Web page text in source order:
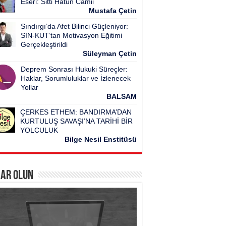
Mustafa Çetin
Sındırgı’da Afet Bilinci Güçleniyor:
SIN-KUT’tan Motivasyon Eğitimi
Gerçekleştirildi
Süleyman Çetin
Deprem Sonrası Hukuki Süreçler:
Haklar, Sorumluluklar ve İzlenecek
Yollar
BALSAM
ÇERKES ETHEM: BANDIRMA’DAN
KURTULUŞ SAVAŞI’NA TARİHİ BİR
YOLCULUK
Bilge Nesil Enstitüsü
Olun